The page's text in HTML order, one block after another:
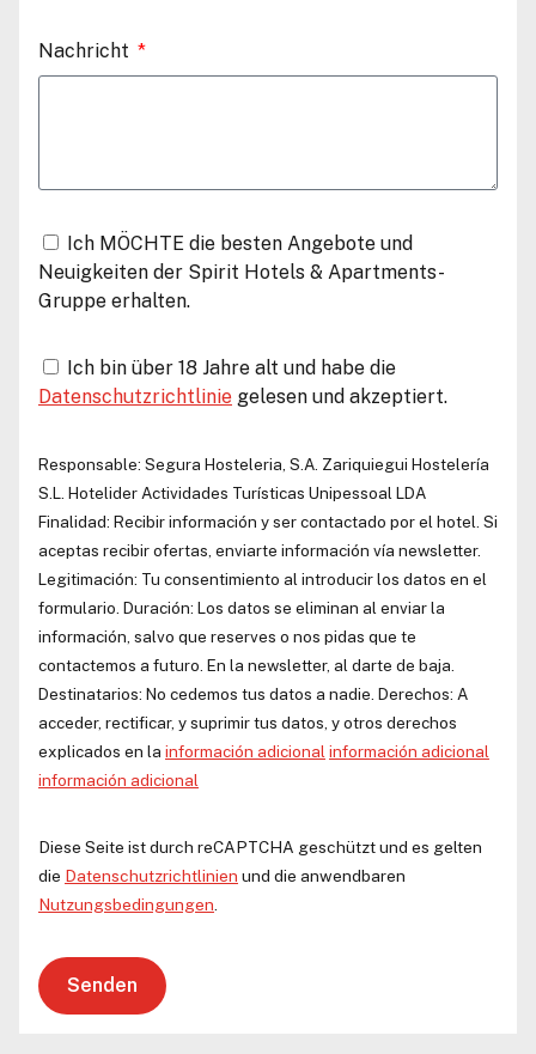
Nachricht
Ich MÖCHTE die besten Angebote und
Neuigkeiten der Spirit Hotels & Apartments-
Gruppe erhalten.
Ich bin über 18 Jahre alt und habe die
Datenschutzrichtlinie gelesen und akzeptiert.
Responsable: Segura Hosteleria, S.A. Zariquiegui Hostelería
S.L.
Hotelider Actividades Turísticas Unipessoal LDA
Finalidad: Recibir información y ser contactado por el hotel. Si
aceptas recibir ofertas, enviarte información vía newsletter.
Legitimación: Tu consentimiento al introducir los datos en el
formulario. Duración: Los datos se eliminan al enviar la
información, salvo que reserves o nos pidas que te
contactemos a futuro. En la newsletter, al darte de baja.
Destinatarios: No cedemos tus datos a nadie. Derechos: A
acceder, rectificar, y suprimir tus datos, y otros derechos
explicados en la información adicional información adicional
información adicional
Diese Seite ist durch reCAPTCHA geschützt und es gelten
die Datenschutzrichtlinien und die anwendbaren
Nutzungsbedingungen
Senden